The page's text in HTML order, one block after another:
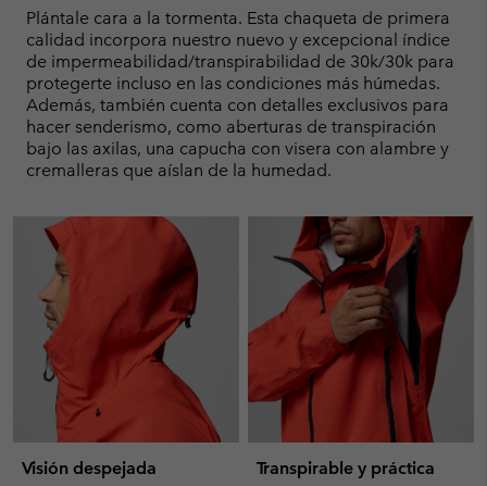
Plántale cara a la tormenta. Esta chaqueta de primera
calidad incorpora nuestro nuevo y excepcional índice
de impermeabilidad/transpirabilidad de 30k/30k para
protegerte incluso en las condiciones más húmedas.
Además, también cuenta con detalles exclusivos para
hacer senderismo, como aberturas de transpiración
bajo las axilas, una capucha con visera con alambre y
cremalleras que aíslan de la humedad.
Visión despejada
Transpirable y práctica